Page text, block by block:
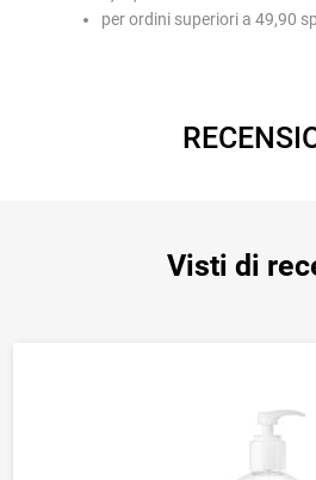
per ordini superiori a 49,90
Visti di